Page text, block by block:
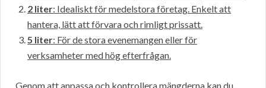
2 liter: Idealiskt för medelstora företag. Enkelt att
hantera, lätt att förvara och rimligt prissatt.
5 liter: För de stora evenemangen eller för
verksamheter med hög efterfrågan.
Genom att anpassa och kontrollera mängderna kan du